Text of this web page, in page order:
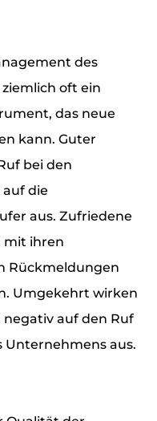
des
oft ein
das neue
kann. Guter
bei den
die
aus. Zufriedene
mit ihren
Rückmeldungen
Umgekehrt wirken
auf den Ruf
Unternehmens aus.